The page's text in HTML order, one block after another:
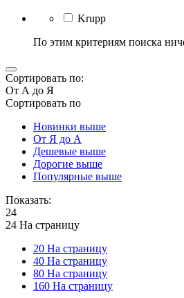
Krupp
По этим критериям поиска
Сортировать по:
От А до Я
Сортировать по
Новинки выше
От Я до А
Дешевые выше
Дорогие выше
Популярные выше
Показать:
24
24 На страницу
20 На страницу
40 На страницу
80 На страницу
160 На страницу